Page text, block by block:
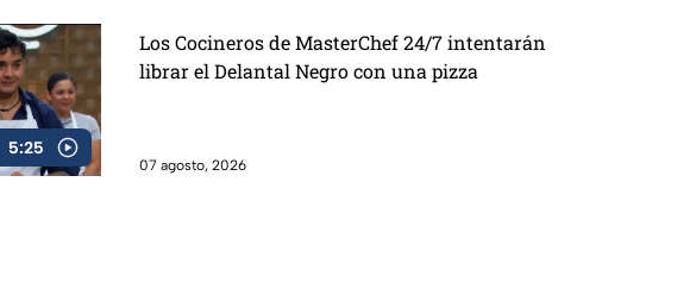
5:25
Los Cocineros de MasterChef 24/7 intentarán
librar el Delantal Negro con una pizza
07 agosto, 2026